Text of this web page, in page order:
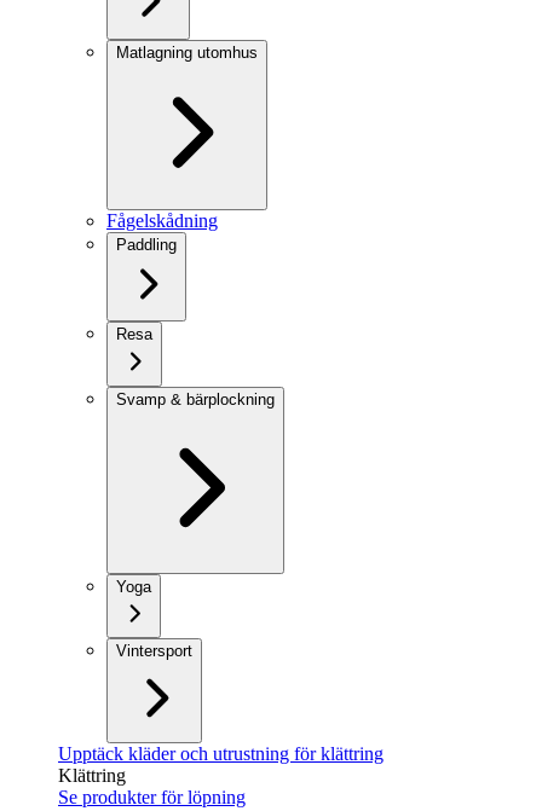
Matlagning utomhus
Fågelskådning
Paddling
Resa
Svamp & bärplockning
Yoga
Vintersport
Upptäck kläder och utrustning för klättring
Klättring
Se produkter för löpning